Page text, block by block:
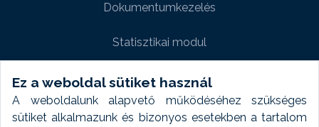
Ez a weboldal sütiket használ
A weboldalunk alapvető működéséhez szükséges
sütiket alkalmazunk és bizonyos esetekben a tartalom
Dokumentumkezelés
Statisztikai modul
Weboldal modul
Fényképtár extra modul